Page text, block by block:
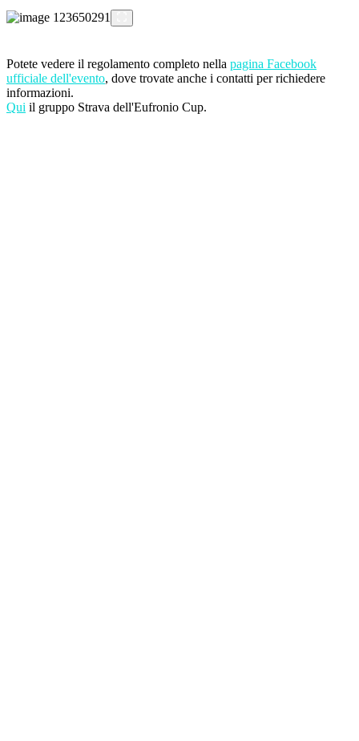
Potete vedere il regolamento completo nella pagina Facebook
ufficiale dell'evento, dove trovate anche i contatti per richiedere
informazioni.
Qui il gruppo Strava dell'Eufronio Cup.